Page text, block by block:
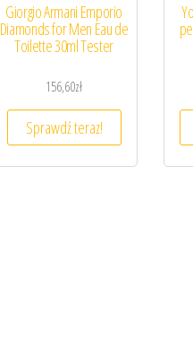
Giorgio Armani Emporio
Diamonds for Men Eau de
Toilette 30ml Tester
156,60zł
Sprawdź teraz!